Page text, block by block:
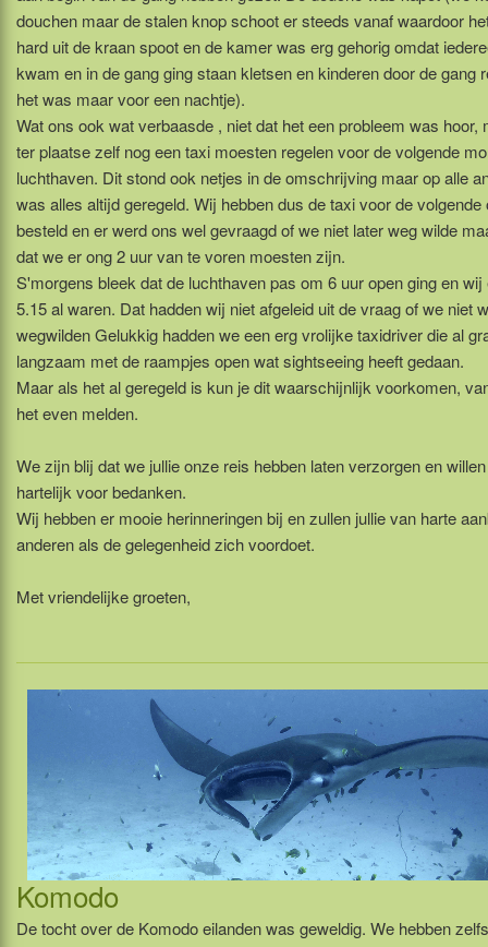
douchen maar de stalen knop schoot er steeds vanaf waardoor
hard uit de kraan spoot en de kamer was erg gehorig omdat
kwam en in de gang ging staan kletsen en kinderen door de gang
het was maar voor een nachtje).
Wat ons ook wat verbaasde , niet dat het een probleem was hoor,
ter plaatse zelf nog een taxi moesten regelen voor de volgende
luchthaven. Dit stond ook netjes in de omschrijving maar op alle
was alles altijd geregeld. Wij hebben dus de taxi voor de volgende
besteld en er werd ons wel gevraagd of we niet later weg wilde
dat we er ong 2 uur van te voren moesten zijn.
S'morgens bleek dat de luchthaven pas om 6 uur open ging en
5.15 al waren. Dat hadden wij niet afgeleid uit de vraag of we niet
wegwilden Gelukkig hadden we een erg vrolijke taxidriver die al
langzaam met de raampjes open wat sightseeing heeft gedaan.
Maar als het al geregeld is kun je dit waarschijnlijk voorkomen,
het even melden.
We zijn blij dat we jullie onze reis hebben laten verzorgen en
hartelijk voor bedanken.
Wij hebben er mooie herinneringen bij en zullen jullie van harte
anderen als de gelegenheid zich voordoet.
Met vriendelijke groeten,
Komodo
De tocht over de Komodo eilanden was geweldig. We hebben